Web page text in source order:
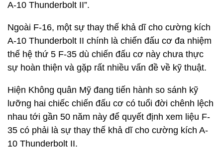
A-10 Thunderbolt II”.
Ngoài F-16, một sự thay thế khả dĩ cho cường kích
A-10 Thunderbolt II chính là chiến đấu cơ đa nhiệm
thế hệ thứ 5 F-35 dù chiến đấu cơ này chưa thực
sự hoàn thiện và gặp rất nhiều vấn đề về kỹ thuật.
Hiện Không quân Mỹ đang tiến hành so sánh kỹ
lưỡng hai chiếc chiến đấu cơ có tuổi đời chênh lệch
nhau tới gần 50 năm này để quyết định xem liệu F-
35 có phải là sự thay thế khả dĩ cho cường kích A-
10 Thunderbolt II.